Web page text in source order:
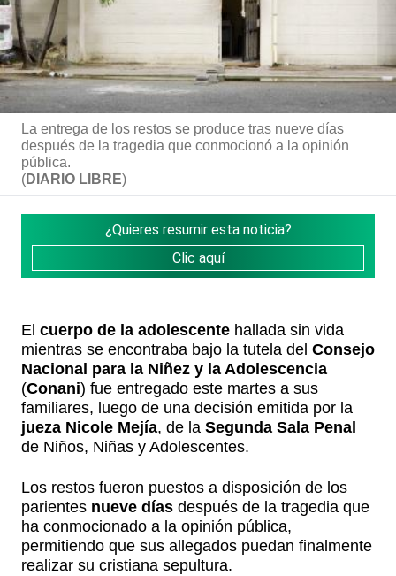
La entrega de los restos se produce tras nueve días
después de la tragedia que conmocionó a la opinión
pública.
(DIARIO LIBRE)
¿Quieres resumir esta noticia?
Clic aquí
El cuerpo de la adolescente hallada sin vida
mientras se encontraba bajo la tutela del Consejo
Nacional para la Niñez y la Adolescencia
(Conani) fue entregado este martes a sus
familiares, luego de una decisión emitida por la
jueza Nicole Mejía, de la Segunda Sala Penal
de Niños, Niñas y Adolescentes.
Los restos fueron puestos a disposición de los
parientes nueve días después de la tragedia que
ha conmocionado a la opinión pública,
permitiendo que sus allegados puedan finalmente
realizar su cristiana sepultura.